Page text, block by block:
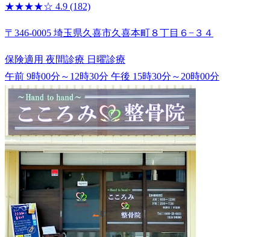
★★★★☆ 4.9 (182)
〒346-0005 埼玉県久喜市久喜本町８丁目６−３４
保険適用 夜間診療 日曜診療
午前 9時00分～12時30分 午後 15時30分～20時00分